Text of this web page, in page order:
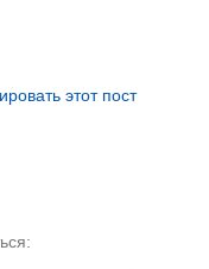
этот пост